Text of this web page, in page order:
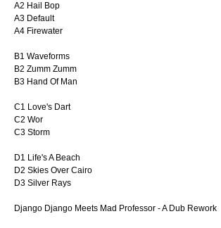
A2 Hail Bop
A3 Default
A4 Firewater
B1 Waveforms
B2 Zumm Zumm
B3 Hand Of Man
C1 Love's Dart
C2 Wor
C3 Storm
D1 Life's A Beach
D2 Skies Over Cairo
D3 Silver Rays
Django Django Meets Mad Professor - A Dub Rework